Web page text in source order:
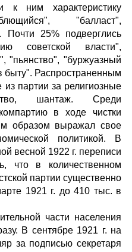
к ним характеристику
"балласт",
Почти 25% подверглись
советской власти",
"пьянство", "буржуазный
быту". Распространенным
партии за религиозные
шантаж. Среди
в ходе чистки
образом выражал свое
политикой. В
весной 1922 г. переписи
что в количественном
партии существенно
1921 г. до 410 тыс. в
части населения
В сентябре 1921 г. на
за подписью секретаря